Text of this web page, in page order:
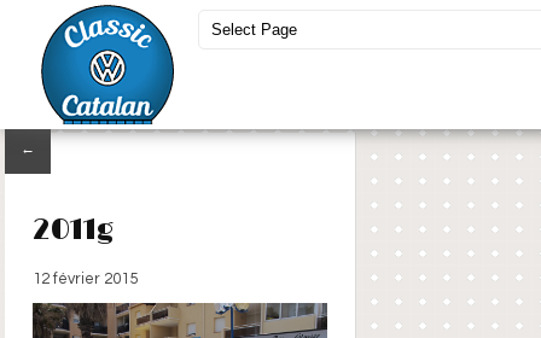
←
2011g
12 février 2015